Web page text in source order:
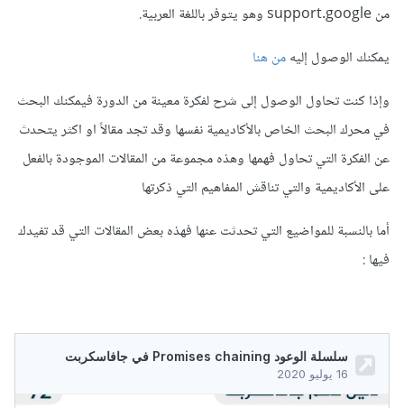
من support.google وهو يتوفر باللغة العربية.
يمكنك الوصول إليهمن هنا
وإذا كنت تحاول الوصول إلى شرح لفكرة معينة من الدورة فيمكنك البحث
في محرك البحث الخاص بالأكاديمية نفسها وقد تجد مقالاً او اكثر يتحدث
عن الفكرة التي تحاول فهمها وهذه مجموعة من المقالات الموجودة بالفعل
على الأكاديمية والتي تناقش المفاهيم التي ذكرتها
أما بالنسبة للمواضيع التي تحدثت عنها فهذه بعض المقالات التي قد تفيدك
فيها